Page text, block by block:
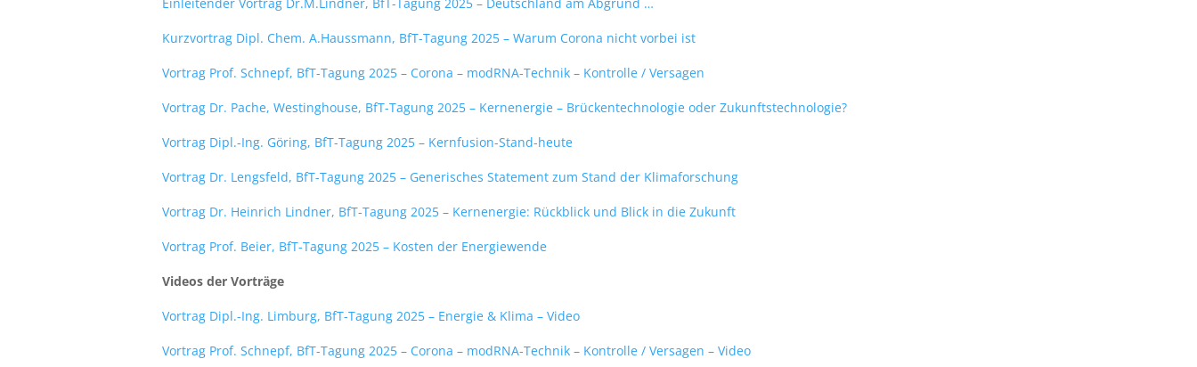
Kurzvortrag Dipl. Chem. A.Haussmann, BfT-Tagung 2025 – Warum Corona nicht vorbei ist
Vortrag Prof. Schnepf, BfT-Tagung 2025 – Corona – modRNA-Technik – Kontrolle / Versagen
Vortrag Dr. Pache, Westinghouse, BfT-Tagung 2025 – Kernenergie – Brückentechnologie oder Zukunftstechnologie?
Vortrag Dipl.-Ing. Göring, BfT-Tagung 2025 – Kernfusion-Stand-heute
Vortrag Dr. Lengsfeld, BfT-Tagung 2025 – Generisches Statement zum Stand der Klimaforschung
Vortrag Dr. Heinrich Lindner, BfT-Tagung 2025 – Kernenergie: Rückblick und Blick in die Zukunft
Vortrag Prof. Beier, BfT-Tagung 2025 – Kosten der Energiewende
Videos der Vorträge
Vortrag Dipl.-Ing. Limburg, BfT-Tagung 2025 – Energie & Klima – Video
Vortrag Prof. Schnepf, BfT-Tagung 2025 – Corona – modRNA-Technik – Kontrolle / Versagen – Video